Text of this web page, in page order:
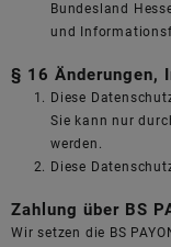
Bundesland
und
§ 16 Änderungen,
Diese
Sie kann nur
werden.
Diese
Zahlung über BS
Wir setzen die BS